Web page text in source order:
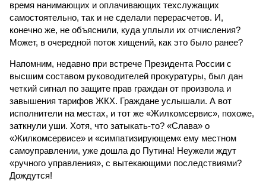
время нанимающих и оплачивающих техслужащих
самостоятельно, так и не сделали перерасчетов. И,
конечно же, не объяснили, куда уплыли их отчисления?
Может, в очередной поток хищений, как это было ранее?
Напомним, недавно при встрече Президента России с
высшим составом руководителей прокуратуры, был дан
четкий сигнал по защите прав граждан от произвола и
завышения тарифов ЖКХ. Граждане услышали. А вот
исполнители на местах, и тот же «Жилкомсервис», похоже,
заткнули уши. Хотя, что затыкать-то? «Слава» о
«Жилкомсервисе» и «симпатизирующем« ему местном
самоуправлении, уже дошла до Путина! Неужели ждут
«ручного управления», с вытекающими последствиями?
Дождутся!